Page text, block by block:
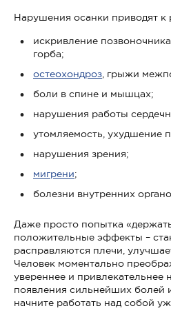
Нарушения осанки приводят к
искривление
горба;
остеохондроз , грыжи
боли в спине и мышцах;
нарушения работы
утомляемость, ухудшение
нарушения зрения;
мигрени;
болезни внутренних
Даже просто попытка
положительные эффекты –
расправляются плечи,
Человек моментально
увереннее и привлекательнее
появления сильнейших болей
начните работать над собой